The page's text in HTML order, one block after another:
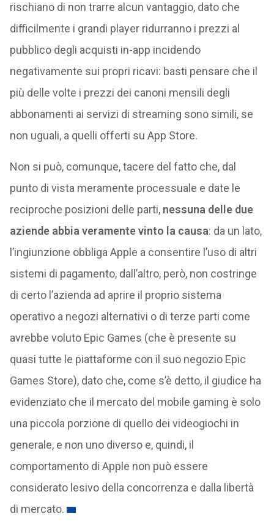
rischiano di non trarre alcun vantaggio, dato che
difficilmente i grandi player ridurranno i prezzi al
pubblico degli acquisti in-app incidendo
negativamente sui propri ricavi: basti pensare che il
più delle volte i prezzi dei canoni mensili degli
abbonamenti ai servizi di streaming sono simili, se
non uguali, a quelli offerti su App Store.
Non si può, comunque, tacere del fatto che, dal
punto di vista meramente processuale e date le
reciproche posizioni delle parti, nessuna delle due
aziende abbia veramente vinto la causa: da un lato,
l’ingiunzione obbliga Apple a consentire l’uso di altri
sistemi di pagamento, dall’altro, però, non costringe
di certo l’azienda ad aprire il proprio sistema
operativo a negozi alternativi o di terze parti come
avrebbe voluto Epic Games (che è presente su
quasi tutte le piattaforme con il suo negozio Epic
Games Store), dato che, come s’è detto, il giudice ha
evidenziato che il mercato del mobile gaming è solo
una piccola porzione di quello dei videogiochi in
generale, e non uno diverso e, quindi, il
comportamento di Apple non può essere
considerato lesivo della concorrenza e dalla libertà
di mercato.